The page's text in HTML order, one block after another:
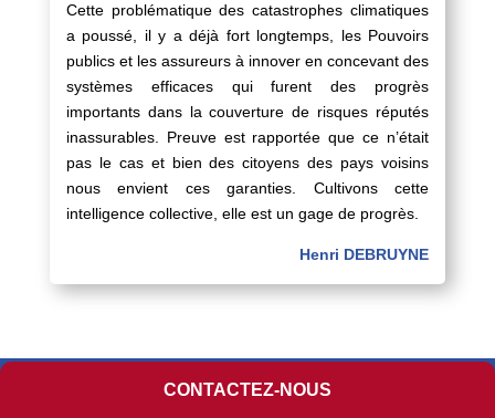
Cette problématique des catastrophes climatiques
a poussé, il y a déjà fort longtemps, les Pouvoirs
publics et les assureurs à innover en concevant des
systèmes efficaces qui furent des progrès
importants dans la couverture de risques réputés
inassurables. Preuve est rapportée que ce n’était
pas le cas et bien des citoyens des pays voisins
nous envient ces garanties. Cultivons cette
intelligence collective, elle est un gage de progrès.
Henri DEBRUYNE
Copyright 2026 © MEDI
CONTACTEZ-NOUS